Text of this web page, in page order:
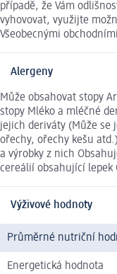
případě, že Vám
vyhovovat, využijte
Všeobecnými
Alergeny
Může obsahovat stopy
stopy Mléko a mléčné
jejich deriváty (Může se
ořechy, ořechy kešu
a výrobky z nich
cereálií obsahující lepek
Výživové hodnoty
Průměrné nutriční
Energetická hodnota